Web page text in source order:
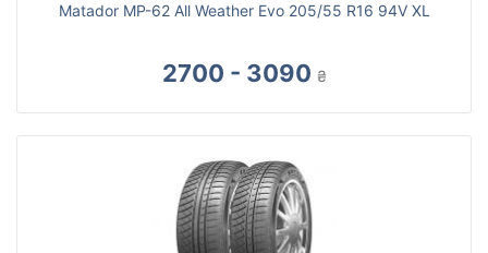
Matador MP-62 All Weather Evo 205/55 R16 94V XL
2700 - 3090 ₴